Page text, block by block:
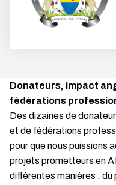
Donateurs, impact
fédérations
Des dizaines de
et de fédérations
pour que nous puissions
projets prometteurs en
différentes manières :